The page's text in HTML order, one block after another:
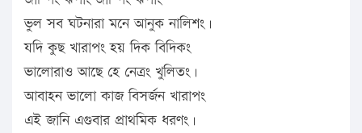
ভুল সব ঘটনারা মনে আনুক নালিশং।
যদি কুছ খারাপং হয় দিক বিদিকং
ভালোরাও আছে হে নেত্রং খুলিতং।
আবাহন ভালো কাজ বিসর্জন খারাপং
এই জানি এগুবার প্রাথমিক ধরণং।